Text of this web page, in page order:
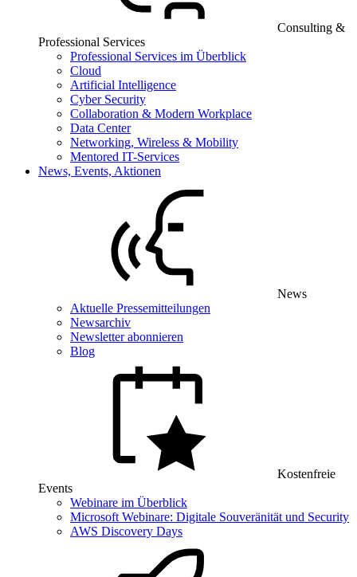
Consulting &
Professional Services
Professional Services im Überblick
Cloud
Artificial Intelligence
Cyber Security
Collaboration & Modern Workplace
Data Center
Networking, Wireless & Mobility
Mentored IT-Services
News, Events, Aktionen
News
Aktuelle Pressemitteilungen
Newsarchiv
Newsletter abonnieren
Blog
Kostenfreie
Events
Webinare im Überblick
Microsoft Webinare: Digitale Souveränität und Security
AWS Discovery Days